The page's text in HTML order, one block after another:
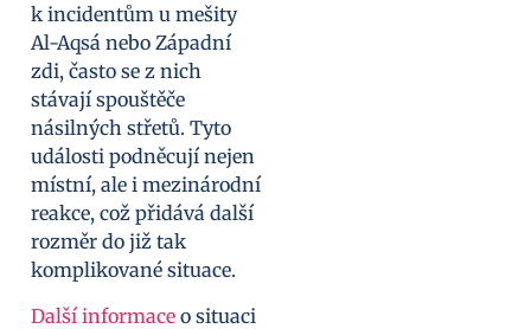
k incidentům u mešity
Al-Aqsá nebo Západní
zdi, často se z nich
stávají spouštěče
násilných střetů. Tyto
události podněcují nejen
místní, ale i mezinárodní
reakce, což přidává další
rozměr do již tak
komplikované situace.
Další informace o situaci